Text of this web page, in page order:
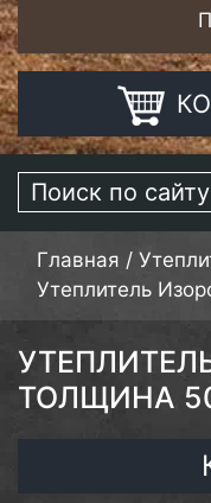
Главная /
Утеплитель
ТОЛЩИНА